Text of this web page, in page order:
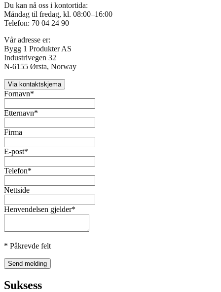
Du kan nå oss i kontortida:
Måndag til fredag, kl. 08:00–16:00
Telefon: 70 04 24 90
Vår adresse er:
Bygg 1 Produkter AS
Industrivegen 32
N-6155 Ørsta, Norway
Via kontaktskjema
Fornavn*
Etternavn*
Firma
E-post*
Telefon*
Nettside
Henvendelsen gjelder*
* Påkrevde felt
Send melding
Suksess